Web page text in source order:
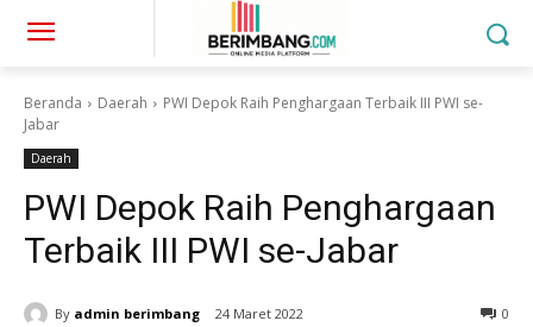
Beranda Daerah
PWI Depok Raih Penghargaan Terbaik III PWI se-
Jabar
Daerah
PWI Depok Raih Penghargaan
Terbaik III PWI se-Jabar
By admin berimbang 24 Maret 2022 0